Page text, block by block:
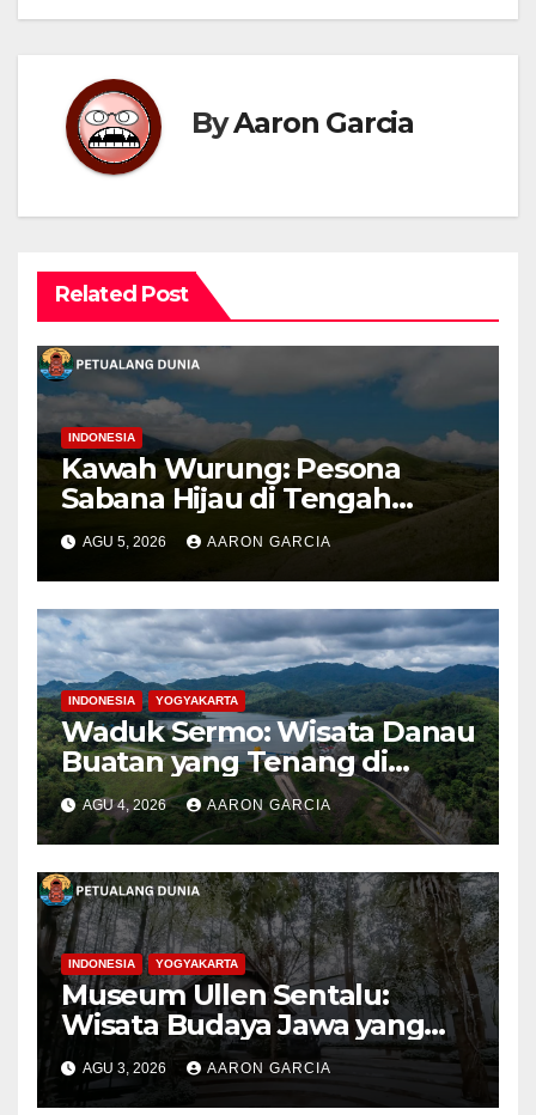
ByAaron Garcia
Related Post
INDONESIA
Kawah Wurung: Pesona
Sabana Hijau di Tengah
Pegunungan Bondowoso
AGU 5, 2026 AARON GARCIA
INDONESIA YOGYAKARTA
Waduk Sermo: Wisata Danau
Buatan yang Tenang di
Perbukitan Menoreh Kulon
Progo
AGU 4, 2026 AARON GARCIA
INDONESIA YOGYAKARTA
Museum Ullen Sentalu:
Wisata Budaya Jawa yang
Elegan di Lereng Kaliurang
AGU 3, 2026 AARON GARCIA